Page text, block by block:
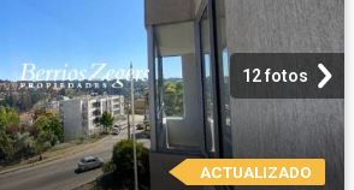
12 fotos
ACTUALIZADO